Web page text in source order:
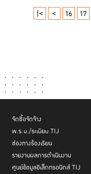
|< < 16 17
จัดซื้อจัดจ้าง
พ.ร.บ./ระเบียบ TIJ
ช่องทางร้องเรียน
รายงานผลการดำเนินงาน
ศูนย์ข้อมูลอิเล็กทรอนิกส์ TIJ